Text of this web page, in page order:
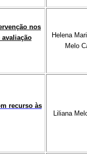
nos
Helena
Melo
recurso às
Liliana